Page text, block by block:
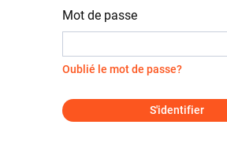
Mot de passe
Oublié le mot de passe?
S'identifier